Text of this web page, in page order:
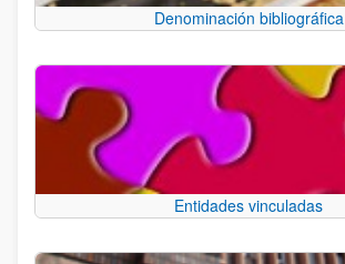
Denominación bibliográfica
Entidades vinculadas